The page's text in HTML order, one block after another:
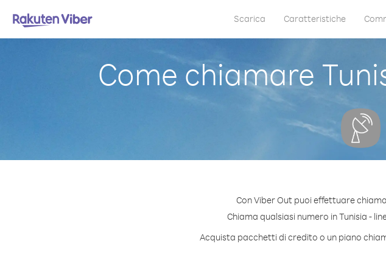
Scarica Caratteristiche
Come chiamare
Con Viber Out puoi effettuare
Chiama qualsiasi numero in Tunisia -
Acquista pacchetti di credito o un piano